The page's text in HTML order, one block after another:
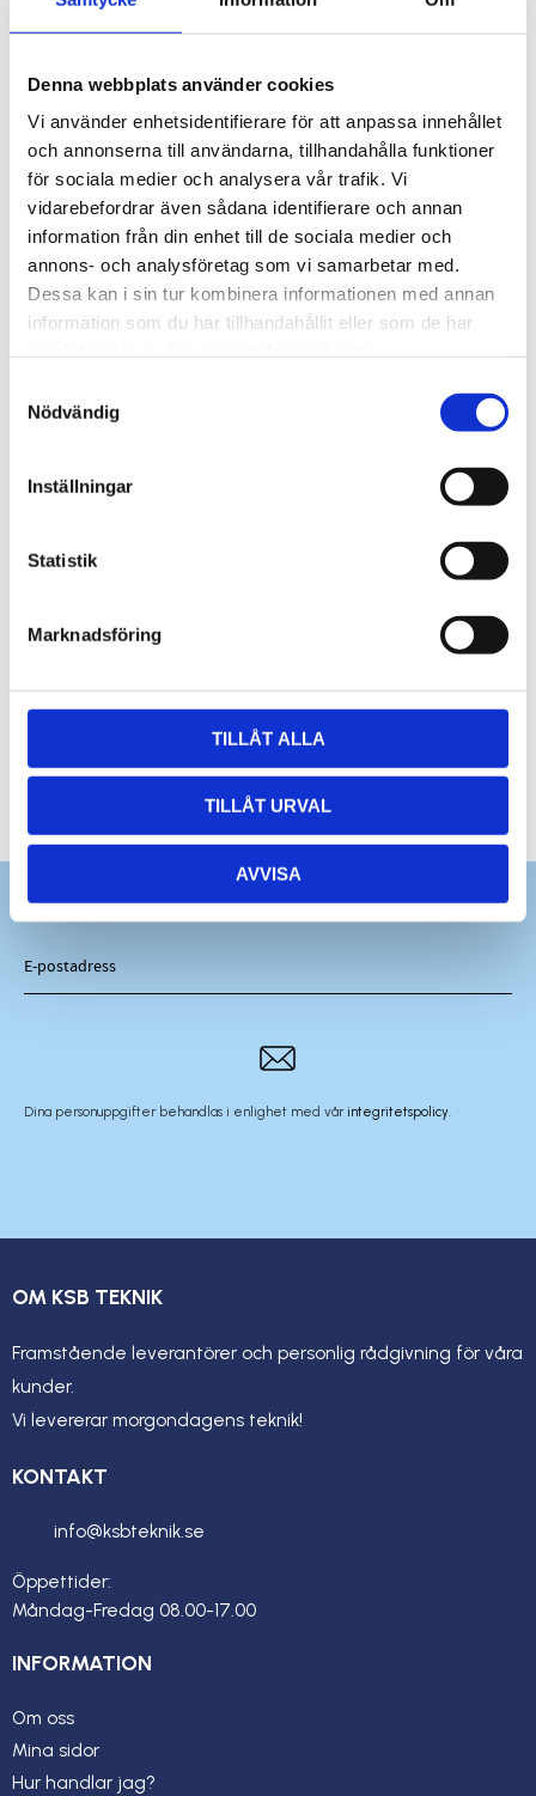
Denna webbplats använder cookies
Vi använder enhetsidentifierare för att anpassa innehållet
och annonserna till användarna, tillhandahålla funktioner
för sociala medier och analysera vår trafik. Vi
vidarebefordrar även sådana identifierare och annan
information från din enhet till de sociala medier och
annons- och analysföretag som vi samarbetar med.
Dessa kan i sin tur kombinera informationen med annan
information som du har tillhandahållit eller som de har
Nödvändig
Inställningar
Statistik
Marknadsföring
TILLÅT ALLA
TILLÅT URVAL
AVVISA
Artikelnr
10000918W
Tillverkare
Visa alla produkter från Druseidt
ISOLERAD ÄNDHYLSA
Cross-section: 0,50mm2
Size L1: 12mm
Dina personuppgifter behandlas i enlighet med vårintegritetspolicy.
OM KSB TEKNIK
Framstående leverantörer och personlig rådgivning för våra
kunder.
Vi levererar morgondagens teknik!
KONTAKT
info@ksbteknik.se
Öppettider:
Måndag-Fredag 08.00-17.00
INFORMATION
Om oss
Mina sidor
Hur handlar jag?